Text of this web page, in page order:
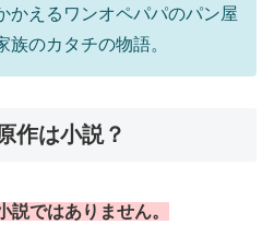
かえるワンオペパパのパン屋
族のカタチの物語。
作は小説？
説ではありません。